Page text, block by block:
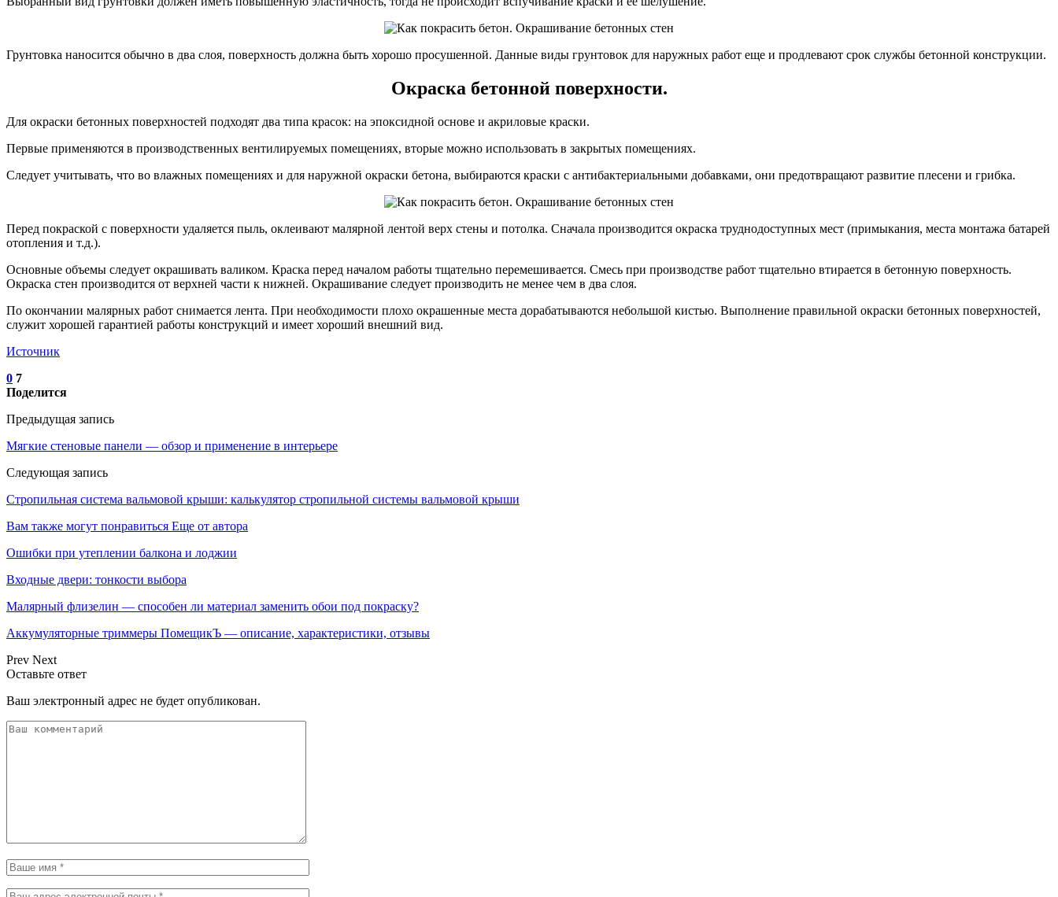
Грунтовка наносится обычно в два слоя, поверхность должна быть хорошо просушенной. Данные виды грунтовок для наружных работ еще и продлевают срок службы бетонной конструкции.
Окраска бетонной поверхности.
Для окраски бетонных поверхностей подходят два типа красок: на эпоксидной основе и акриловые краски.
Первые применяются в производственных вентилируемых помещениях, вторые можно использовать в закрытых помещениях.
Следует учитывать, что во влажных помещениях и для наружной окраски бетона, выбираются краски с антибактериальными добавками, они предотвращают развитие плесени и грибка.
Перед покраской с поверхности удаляется пыль, оклеивают малярной лентой верх стены и потолка. Сначала производится окраска труднодоступных мест (примыкания, места монтажа батарей
отопления и т.д.).
Основные объемы следует окрашивать валиком. Краска перед началом работы тщательно перемешивается. Смесь при производстве работ тщательно втирается в бетонную поверхность.
Окраска стен производится от верхней части к нижней. Окрашивание следует производить не менее чем в два слоя.
По окончании малярных работ снимается лента. При необходимости плохо окрашенные места дорабатываются небольшой кистью. Выполнение правильной окраски бетонных поверхностей,
служит хорошей гарантией работы конструкций и имеет хороший внешний вид.
Источник
0 7
Поделится
Предыдущая запись
Мягкие стеновые панели — обзор и применение в интерьере
Следующая запись
Стропильная система вальмовой крыши: калькулятор стропильной системы вальмовой крыши
Вам также могут понравиться Еще от автора
Ошибки при утеплении балкона и лоджии
Входные двери: тонкости выбора
Малярный флизелин — способен ли материал заменить обои под покраску?
Аккумуляторные триммеры ПомещикЪ — описание, характеристики, отзывы
Prev Next
Оставьте ответ
Ваш электронный адрес не будет опубликован.